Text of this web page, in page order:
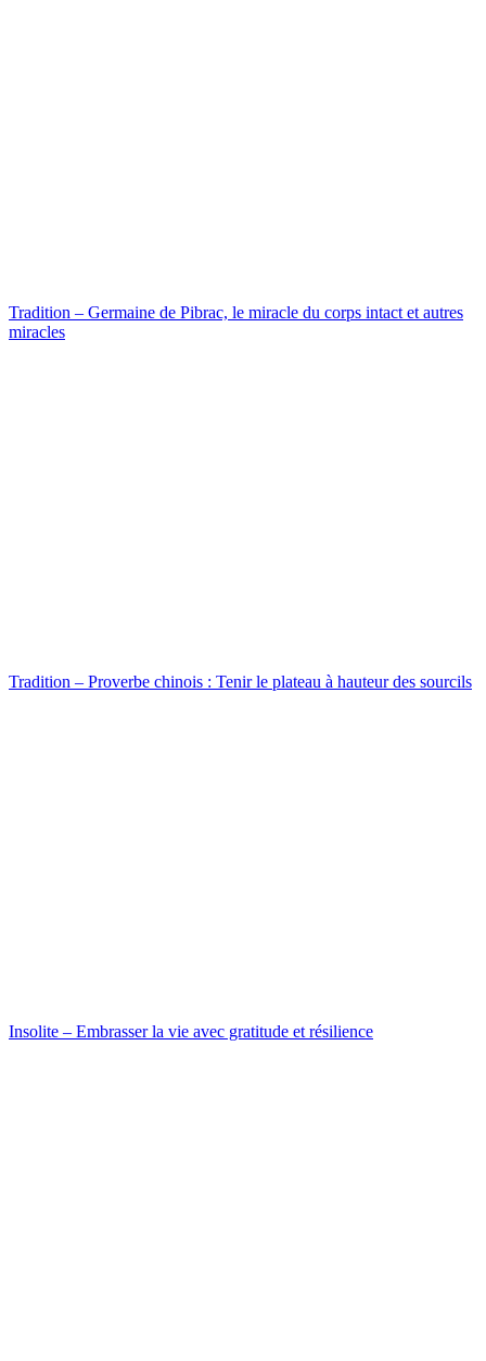
Tradition – Germaine de Pibrac, le miracle du corps intact et autres
miracles
Tradition – Proverbe chinois : Tenir le plateau à hauteur des sourcils
Insolite – Embrasser la vie avec gratitude et résilience